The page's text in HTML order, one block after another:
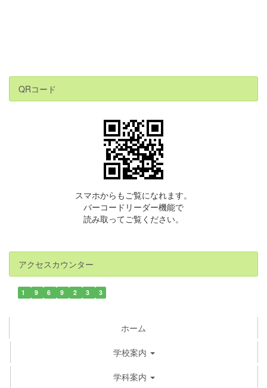
QRコード
スマホからもご覧になれます。
バーコードリーダー機能で
読み取ってご覧ください。
アクセスカウンター
1 9 6 9 2 3 3
ホーム
学校案内
学科案内